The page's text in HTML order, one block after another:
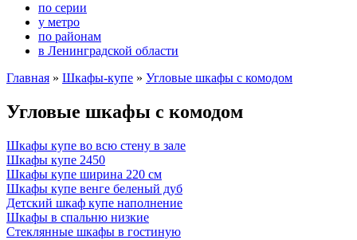
по серии
у метро
по районам
в Ленинградской области
Главная » Шкафы-купе » Угловые шкафы с комодом
Угловые шкафы с комодом
Шкафы купе во всю стену в зале
Шкафы купе 2450
Шкафы купе ширина 220 см
Шкафы купе венге беленый дуб
Детский шкаф купе наполнение
Шкафы в спальню низкие
Стеклянные шкафы в гостиную